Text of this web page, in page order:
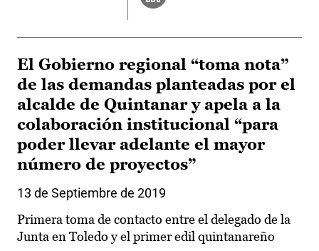
El Gobierno regional “toma nota”
de las demandas planteadas por el
alcalde de Quintanar y apela a la
colaboración institucional “para
poder llevar adelante el mayor
número de proyectos”
13 de Septiembre de 2019
Primera toma de contacto entre el delegado de la
Junta en Toledo y el primer edil quintanareño